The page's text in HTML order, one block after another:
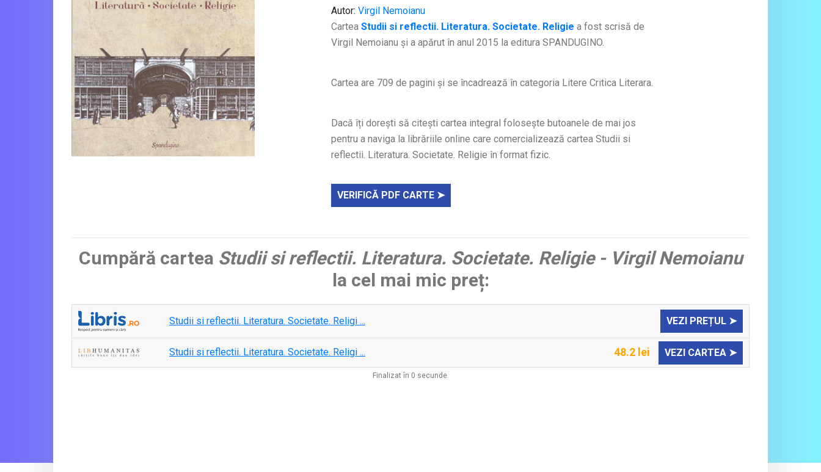
Autor: Virgil Nemoianu
Cartea Studii si reflectii. Literatura. Societate. Religie a fost scrisă de
Virgil Nemoianu și a apărut în anul 2015 la editura SPANDUGINO.
Cartea are 709 de pagini și se încadrează în categoria Litere Critica Literara.
Dacă îți dorești să citești cartea integral folosește butoanele de mai jos
pentru a naviga la librăriile online care comercializează cartea Studii si
reflectii. Literatura. Societate. Religie în format fizic.
VERIFICĂ PDF CARTE ➤
Cumpără cartea Studii si reflectii. Literatura. Societate. Religie - Virgil Nemoianu
la cel mai mic preț:
Studii si reflectii. Literatura. Societate. Religi ... VEZI PREȚUL ➤
Studii si reflectii. Literatura. Societate. Religi ... 48.2 lei VEZI CARTEA ➤
Finalizat în 0 secunde.